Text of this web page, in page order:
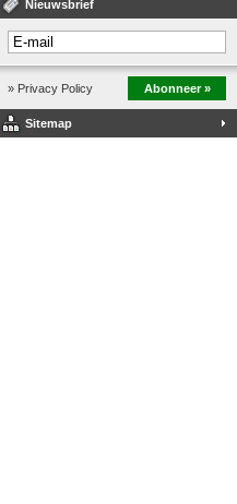
Nieuwsbrief
» Privacy Policy Abonneer »
Sitemap